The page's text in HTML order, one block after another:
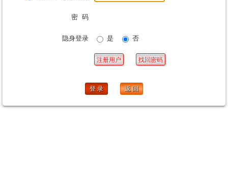
密 码
隐身登录 是 否